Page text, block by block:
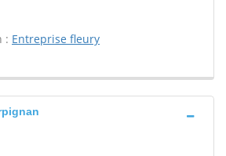
: Entreprise fleury